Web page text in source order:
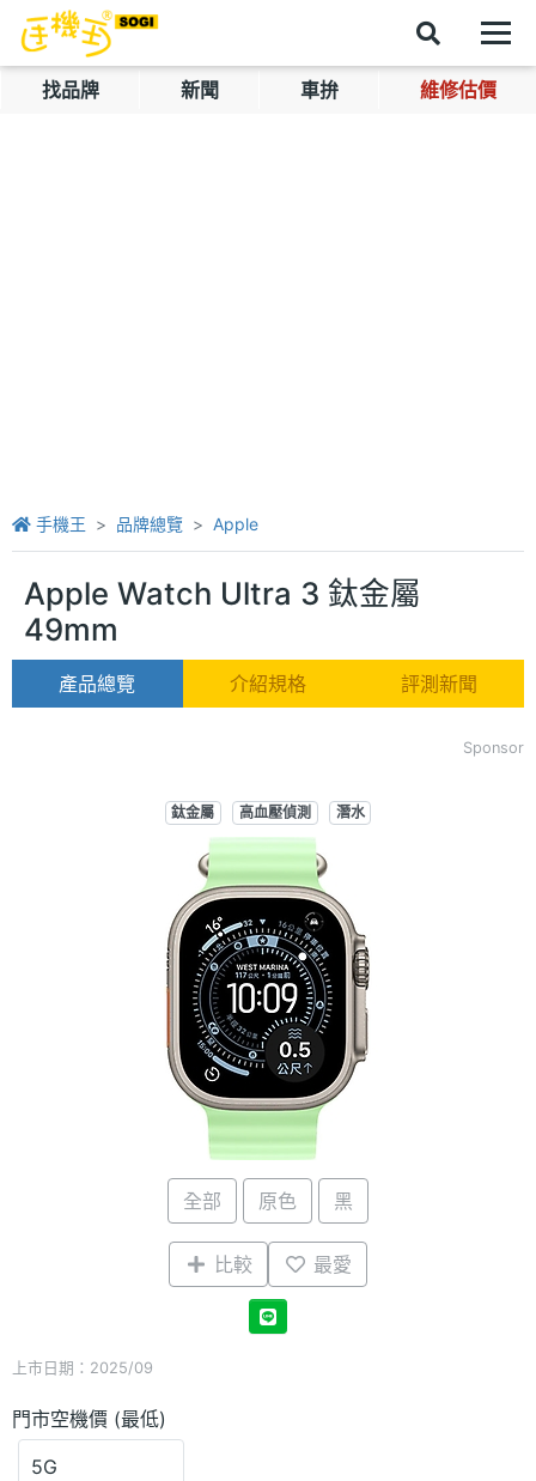
找品牌 新聞 車拚 維修估價
手機王 品牌總覽 Apple
Apple Watch Ultra 3 鈦金屬
49mm
產品總覽 介紹規格 評測新聞
Sponsor
鈦金屬 高血壓偵測 潛水
全部 原色 黑
比較 最愛
上市日期：2025/09
門市空機價 (最低)
5G